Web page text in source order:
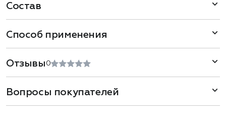
Состав
Способ применения
Отзывы 0
Вопросы покупателей